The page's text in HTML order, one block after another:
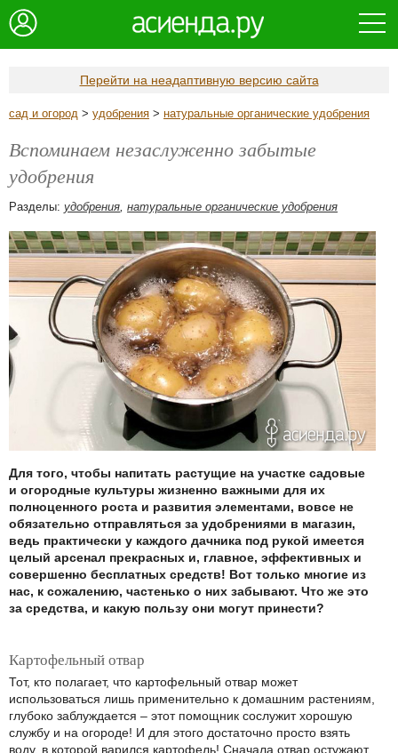
Перейти на неадаптивную версию сайта
сад и огород > удобрения > натуральные органические удобрения
Вспоминаем незаслуженно забытые
удобрения
Разделы: удобрения, натуральные органические удобрения
Для того, чтобы напитать растущие на участке садовые
и огородные культуры жизненно важными для их
полноценного роста и развития элементами, вовсе не
обязательно отправляться за удобрениями в магазин,
ведь практически у каждого дачника под рукой имеется
целый арсенал прекрасных и, главное, эффективных и
совершенно бесплатных средств! Вот только многие из
нас, к сожалению, частенько о них забывают. Что же это
за средства, и какую пользу они могут принести?
Картофельный отвар
Тот, кто полагает, что картофельный отвар может
использоваться лишь применительно к домашним растениям,
глубоко заблуждается – этот помощник сослужит хорошую
службу и на огороде! И для этого достаточно просто взять
воду, в которой варился картофель! Сначала отвар остужают,